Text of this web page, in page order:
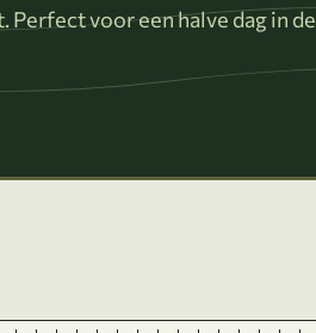
voor een halve dag in de